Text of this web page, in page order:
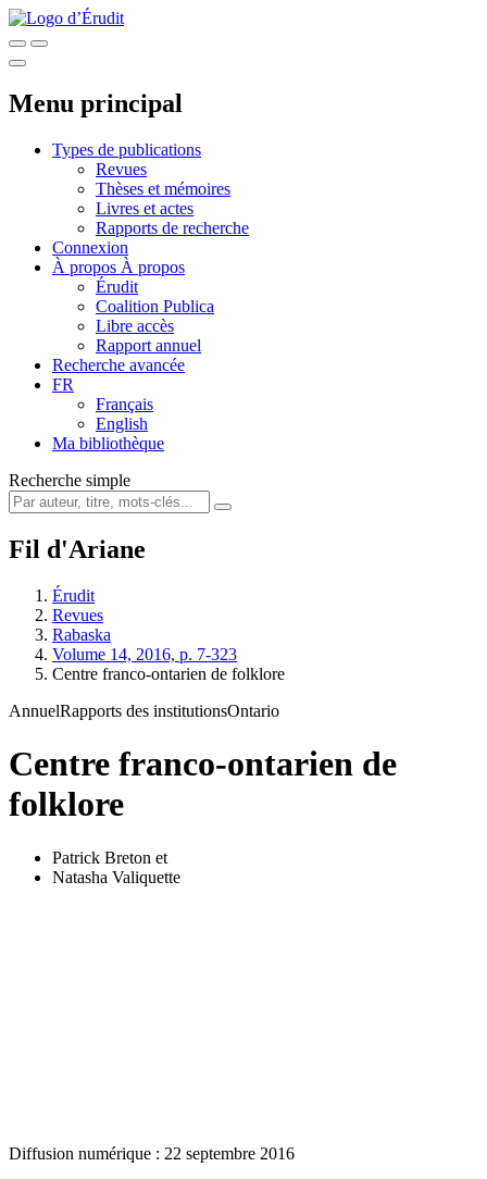
Menu principal
Types de publications
Revues
Thèses et mémoires
Livres et actes
Rapports de recherche
Connexion
À propos À propos
Érudit
Coalition Publica
Libre accès
Rapport annuel
Recherche avancée
FR
Français
English
Ma bibliothèque
Recherche simple
Fil d'Ariane
Érudit
Revues
Rabaska
Volume 14, 2016, p. 7-323
Centre franco-ontarien de folklore
AnnuelRapports des institutionsOntario
Centre franco-ontarien de
folklore
Patrick Breton et
Natasha Valiquette
Diffusion numérique : 22 septembre 2016